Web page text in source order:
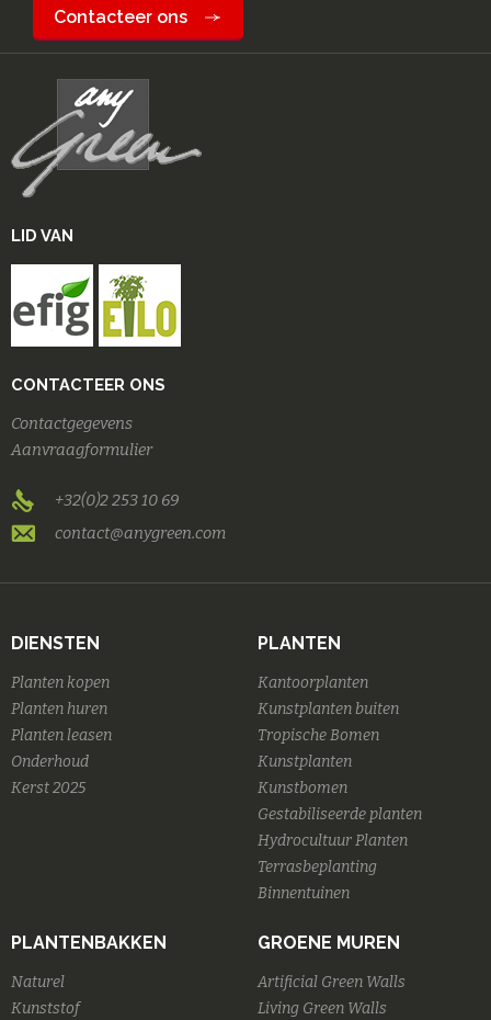
Contacteer ons
LID VAN
CONTACTEER ONS
Contactgegevens
Aanvraagformulier
+32(0)2 253 10 69
contact@anygreen.com
DIENSTEN
Planten kopen
Planten huren
Planten leasen
Onderhoud
Kerst 2025
PLANTEN
Kantoorplanten
Kunstplanten buiten
Tropische Bomen
Kunstplanten
Kunstbomen
Gestabiliseerde planten
Hydrocultuur Planten
Terrasbeplanting
Binnentuinen
PLANTENBAKKEN
Naturel
Kunststof
GROENE MUREN
Artificial Green Walls
Living Green Walls